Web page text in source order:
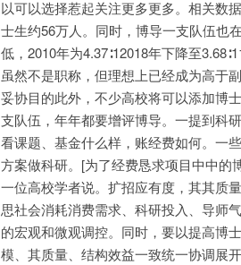
以可以选择惹起关注更多更多。相关数
士生约56万人。同时，博导一支队伍也
低，2010年为4.37∶12018年下降至
虽然不是职称，但理想上已经成为高于
妥协目的此外，不少高校将可以添加博
支队伍，年年都要增评博导。一提到科
看课题、基金什么样，账经费如何。一
方案做科研。[为了经费恳求项目中中的
一位高校学者说。扩招应有度，其其质
思社会消耗消费需求、科研投入、导师
的宏观和微观调控。同时，要以提高博
模、其质量、结构效益一致统一协调展